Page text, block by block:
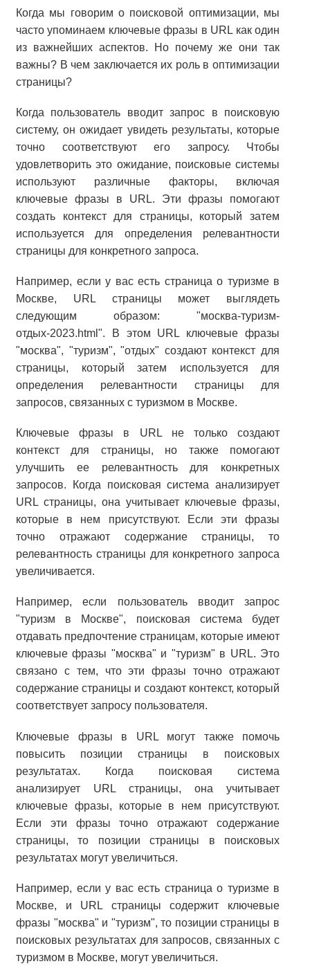
Когда мы говорим о поисковой оптимизации, мы
часто упоминаем ключевые фразы в URL как один
из важнейших аспектов. Но почему же они так
важны? В чем заключается их роль в оптимизации
страницы?
Когда пользователь вводит запрос в поисковую
систему, он ожидает увидеть результаты, которые
точно соответствуют его запросу. Чтобы
удовлетворить это ожидание, поисковые системы
используют различные факторы, включая
ключевые фразы в URL. Эти фразы помогают
создать контекст для страницы, который затем
используется для определения релевантности
страницы для конкретного запроса.
Например, если у вас есть страница о туризме в
Москве, URL страницы может выглядеть
следующим образом: "москва-туризм-
отдых-2023.html". В этом URL ключевые фразы
"москва", "туризм", "отдых" создают контекст для
страницы, который затем используется для
определения релевантности страницы для
запросов, связанных с туризмом в Москве.
Ключевые фразы в URL не только создают
контекст для страницы, но также помогают
улучшить ее релевантность для конкретных
запросов. Когда поисковая система анализирует
URL страницы, она учитывает ключевые фразы,
которые в нем присутствуют. Если эти фразы
точно отражают содержание страницы, то
релевантность страницы для конкретного запроса
увеличивается.
Например, если пользователь вводит запрос
"туризм в Москве", поисковая система будет
отдавать предпочтение страницам, которые имеют
ключевые фразы "москва" и "туризм" в URL. Это
связано с тем, что эти фразы точно отражают
содержание страницы и создают контекст, который
соответствует запросу пользователя.
Ключевые фразы в URL могут также помочь
повысить позиции страницы в поисковых
результатах. Когда поисковая система
анализирует URL страницы, она учитывает
ключевые фразы, которые в нем присутствуют.
Если эти фразы точно отражают содержание
страницы, то позиции страницы в поисковых
результатах могут увеличиться.
Например, если у вас есть страница о туризме в
Москве, и URL страницы содержит ключевые
фразы "москва" и "туризм", то позиции страницы в
поисковых результатах для запросов, связанных с
туризмом в Москве, могут увеличиться.